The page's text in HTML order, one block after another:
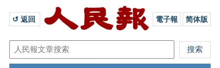
↺ 返回 電子報 简体版